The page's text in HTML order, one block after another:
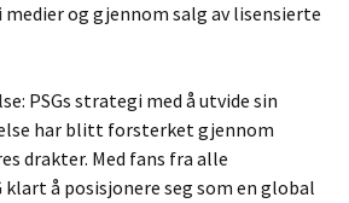
medier og gjennom salg av lisensierte
PSGs strategi med å utvide sin
har blitt forsterket gjennom
drakter. Med fans fra alle
å posisjonere seg som en global